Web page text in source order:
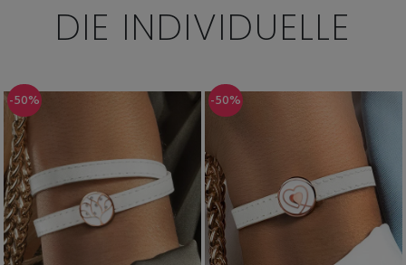
DIE INDIVIDUELLE
-50% -50%